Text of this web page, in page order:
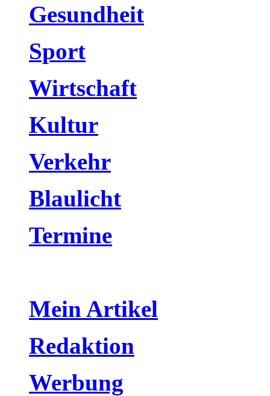
Gesundheit
Sport
Wirtschaft
Kultur
Verkehr
Blaulicht
Termine
Mein Artikel
Redaktion
Werbung